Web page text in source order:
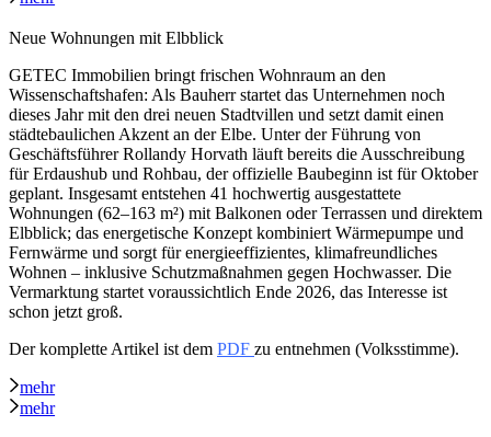
Neue Wohnungen mit Elbblick
GETEC Immobilien bringt frischen Wohnraum an den
Wissenschaftshafen: Als Bauherr startet das Unternehmen noch
dieses Jahr mit den drei neuen Stadtvillen und setzt damit einen
städtebaulichen Akzent an der Elbe. Unter der Führung von
Geschäftsführer Rollandy Horvath läuft bereits die Ausschreibung
für Erdaushub und Rohbau, der offizielle Baubeginn ist für Oktober
geplant. Insgesamt entstehen 41 hochwertig ausgestattete
Wohnungen (62–163 m²) mit Balkonen oder Terrassen und direktem
Elbblick; das energetische Konzept kombiniert Wärmepumpe und
Fernwärme und sorgt für energieeffizientes, klimafreundliches
Wohnen – inklusive Schutzmaßnahmen gegen Hochwasser. Die
Vermarktung startet voraussichtlich Ende 2026, das Interesse ist
schon jetzt groß.
Der komplette Artikel ist dem PDF zu entnehmen (Volksstimme).
mehr
mehr